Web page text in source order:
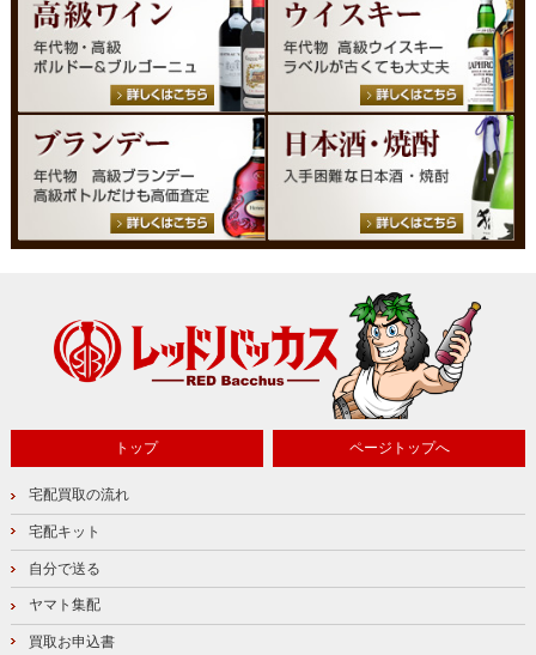
トップ ページトップへ
宅配買取の流れ
宅配キット
自分で送る
ヤマト集配
買取お申込書